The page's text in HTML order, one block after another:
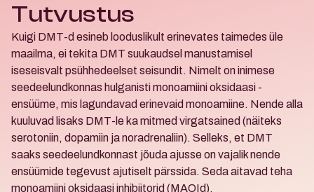
Tutvustus
Kuigi DMT-d esineb looduslikult erinevates taimedes üle
maailma, ei tekita DMT suukaudsel manustamisel
iseseisvalt psühhedeelset seisundit. Nimelt on inimese
seedeelundkonnas hulganisti monoamiini oksidaasi -
ensüüme, mis lagundavad erinevaid monoamiine. Nende alla
kuuluvad lisaks DMT-le ka mitmed virgatsained (näiteks
serotoniin, dopamiin ja noradrenaliin). Selleks, et DMT
saaks seedeelundkonnast jõuda ajusse on vajalik nende
ensüümide tegevust ajutiselt pärssida. Seda aitavad teha
monoamiini oksidaasi inhibiitorid (MAOId).